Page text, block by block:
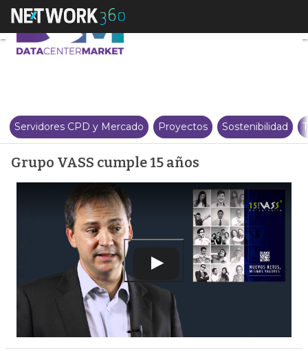
Grupo VASS cumple 15 años
Servidores CPD y Mercado Proyectos Sostenibilidad
Grupo VASS cumple 15 años